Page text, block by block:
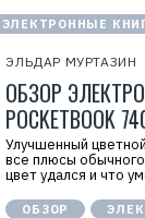
ЭЛЕКТРОННЫЕ
ЭЛЬДАР МУРТАЗИН
ОБЗОР
POCKETBOOK
Улучшенный
все плюсы
цвет удался и что
ОБЗОР